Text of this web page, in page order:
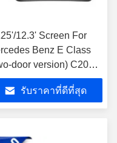
12.3' Screen For
Benz E Class
door version) C207
E180 E200 E260
E320 E350 E400
E550 E63AMG
ยด์ มัลติมีเดีย เพลย์
รับราคาที่ดีที่สุด